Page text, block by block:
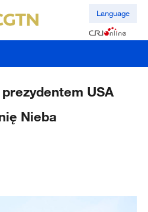
Language
USA
Nieba